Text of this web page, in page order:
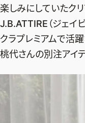
通販ランキング
デジタルカタログ
エクラプレミア
インフォメーショ
プレゼント
楽しみにしていたク
J.B.ATTIRE（ジェイ
クラプレミアムで活
桃代さんの別注アイテ